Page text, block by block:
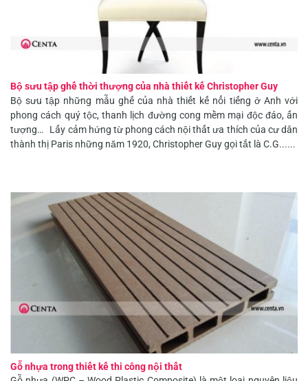
Bộ sưu tập ghế thời thượng của nhà thiết kế Christopher Guy
Bộ sưu tập những mẫu ghế của nhà thiết kế nổi tiếng ở Anh với
phong cách quý tộc, thanh lịch đường cong mềm mại độc đáo, ấn
tượng… Lấy cảm hứng từ phong cách nội thất ưa thích của cư dân
thành thị Paris những năm 1920, Christopher Guy gọi tắt là C.G......
Gỗ nhựa trong thiết kế thi công nội thất